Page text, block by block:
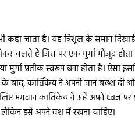
जाता है। यह त्रिशूल के समान
चलते है जिस पर एक मुर्गा मौजूद होता
प्रतीक स्वरूप बना होता है। ऐसा
के बाद, कार्तिकेय ने अपनी जान बख्श
भगवान कार्तिकेय ने उन्हें अपने ध्वज पर
इसे अपने वश में रखना चाहिए।